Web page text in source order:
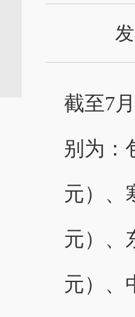
截至7
别为：
元）、
元）、
元）、